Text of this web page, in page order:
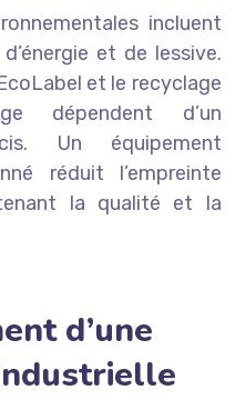
incluent
et de lessive.
et le recyclage
dépendent d’un
Un équipement
réduit l’empreinte
la qualité et la
d’une